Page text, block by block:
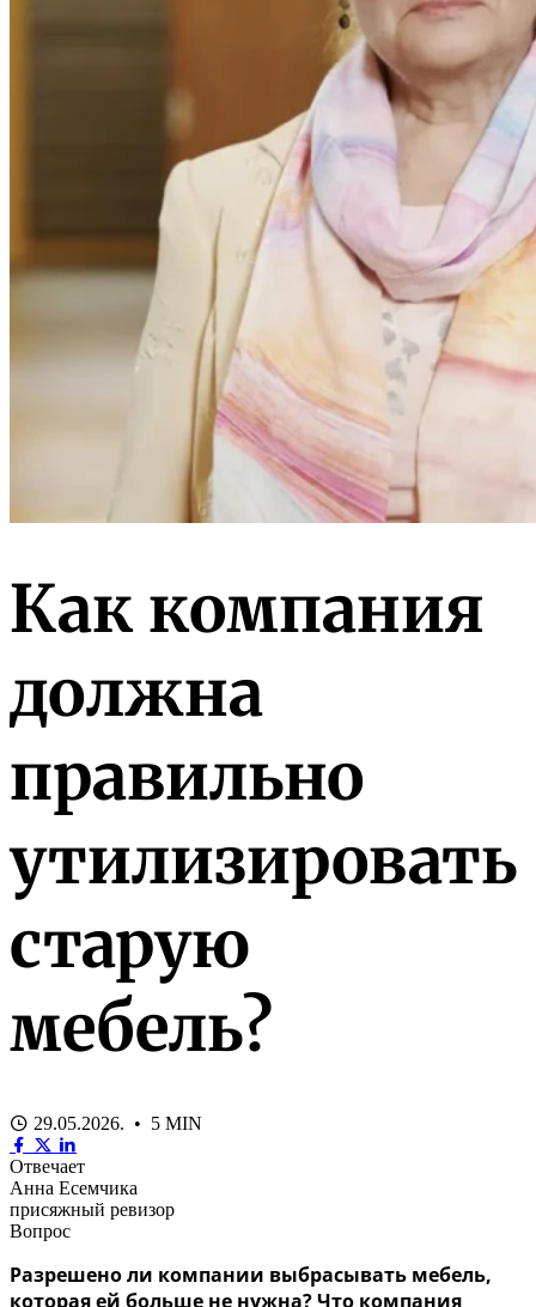
Как компания
должна
правильно
утилизировать
старую
мебель?
29.05.2026. • 5 MIN
Отвечает
Анна Есемчика
присяжный ревизор
Вопрос
Разрешено ли компании выбрасывать мебель,
которая ей больше не нужна? Что компания